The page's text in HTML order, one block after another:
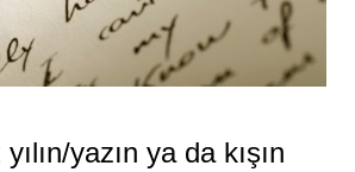
yazın ya da kışın